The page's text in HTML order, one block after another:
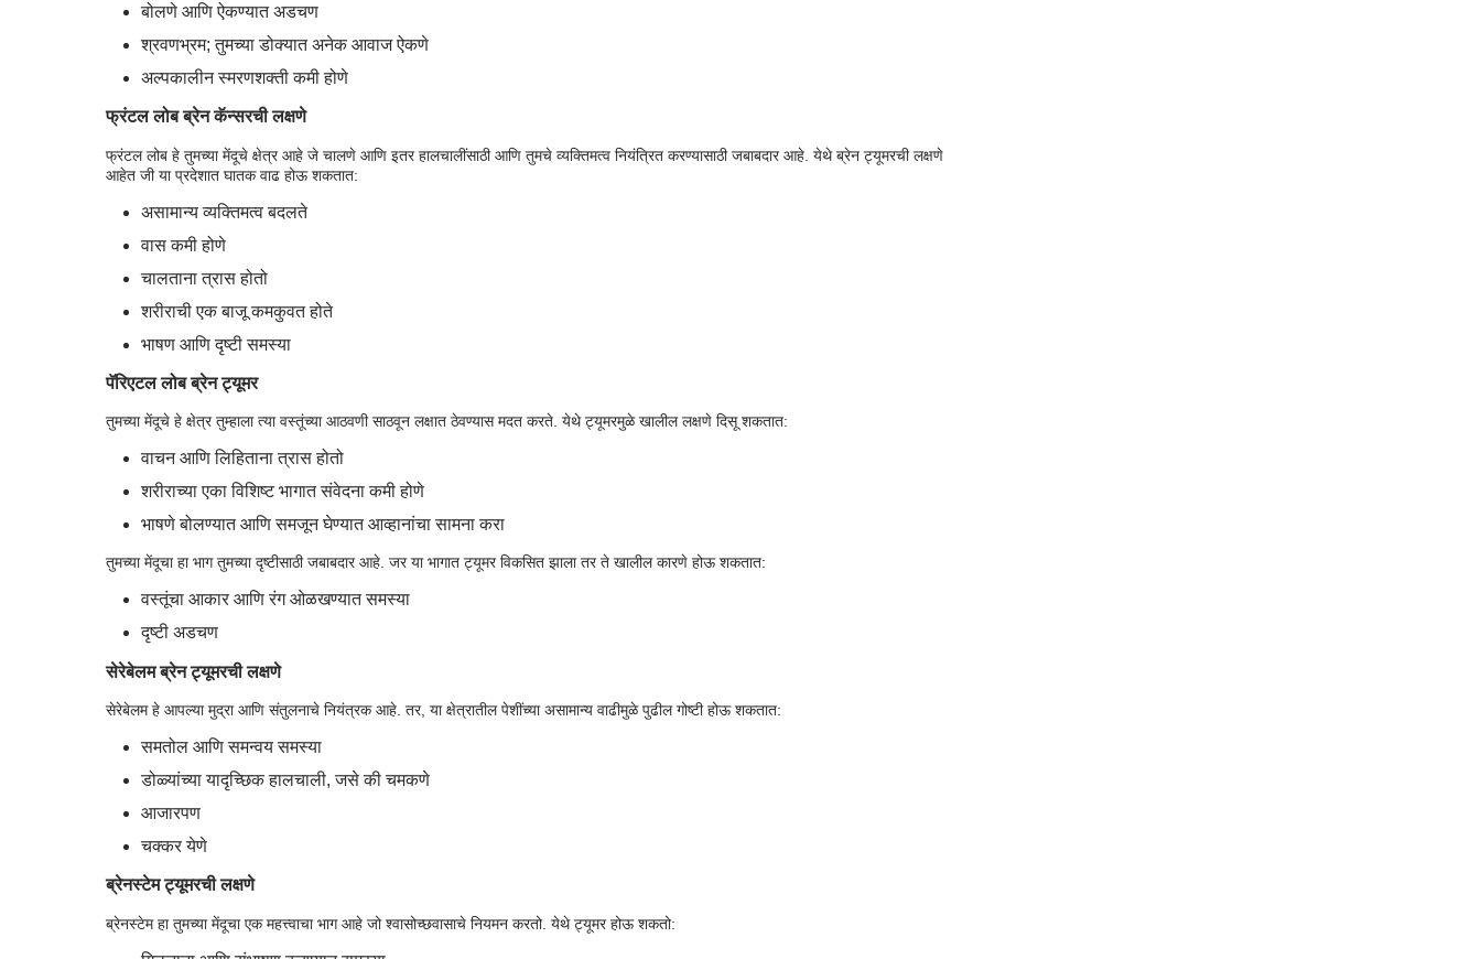
बोलणे आणि ऐकण्यात अडचण
श्रवणभ्रम; तुमच्या डोक्यात अनेक आवाज ऐकणे
अल्पकालीन स्मरणशक्ती कमी होणे
फ्रंटल लोब ब्रेन कॅन्सरची लक्षणे
फ्रंटल लोब हे तुमच्या मेंदूचे क्षेत्र आहे जे चालणे आणि इतर हालचालींसाठी आणि तुमचे व्यक्तिमत्व नियंत्रित करण्यासाठी जबाबदार आहे. येथे ब्रेन ट्यूमरची लक्षणे
आहेत जी या प्रदेशात घातक वाढ होऊ शकतात:
असामान्य व्यक्तिमत्व बदलते
वास कमी होणे
चालताना त्रास होतो
शरीराची एक बाजू कमकुवत होते
भाषण आणि दृष्टी समस्या
पॅरिएटल लोब ब्रेन ट्यूमर
तुमच्या मेंदूचे हे क्षेत्र तुम्हाला त्या वस्तूंच्या आठवणी साठवून लक्षात ठेवण्यास मदत करते. येथे ट्यूमरमुळे खालील लक्षणे दिसू शकतात:
वाचन आणि लिहिताना त्रास होतो
शरीराच्या एका विशिष्ट भागात संवेदना कमी होणे
भाषणे बोलण्यात आणि समजून घेण्यात आव्हानांचा सामना करा
तुमच्या मेंदूचा हा भाग तुमच्या दृष्टीसाठी जबाबदार आहे. जर या भागात ट्यूमर विकसित झाला तर ते खालील कारणे होऊ शकतात:
वस्तूंचा आकार आणि रंग ओळखण्यात समस्या
दृष्टी अडचण
सेरेबेलम ब्रेन ट्यूमरची लक्षणे
सेरेबेलम हे आपल्या मुद्रा आणि संतुलनाचे नियंत्रक आहे. तर, या क्षेत्रातील पेशींच्या असामान्य वाढीमुळे पुढील गोष्टी होऊ शकतात:
समतोल आणि समन्वय समस्या
डोळ्यांच्या यादृच्छिक हालचाली, जसे की चमकणे
आजारपण
चक्कर येणे
ब्रेनस्टेम ट्यूमरची लक्षणे
ब्रेनस्टेम हा तुमच्या मेंदूचा एक महत्त्वाचा भाग आहे जो श्वासोच्छवासाचे नियमन करतो. येथे ट्यूमर होऊ शकतो: